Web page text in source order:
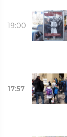
19:00
17:57